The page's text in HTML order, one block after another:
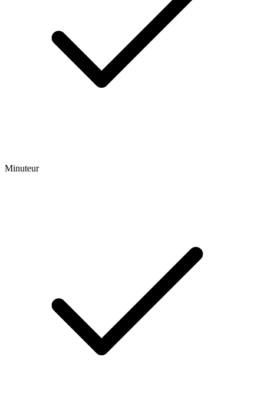
Minuteur